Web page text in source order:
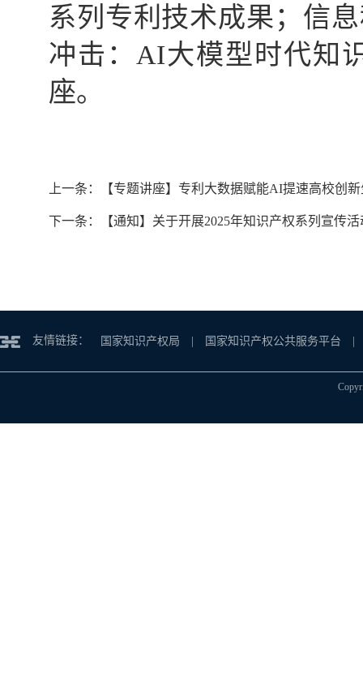
系列专利技术成果；信
冲击：AI大模型时代知
座。
上一条： 【专题讲座】专利大数据赋能AI提速高校创
下一条： 【通知】关于开展2025年知识产权系列宣传
友情链接： 国家知识产权局 | 国家知识产权公共服务平台 |